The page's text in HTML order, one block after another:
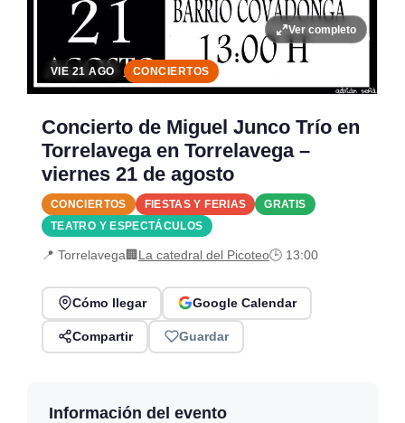
Ver completo
VIE 21 AGO CONCIERTOS
Concierto de Miguel Junco Trío en
Torrelavega en Torrelavega –
viernes 21 de agosto
CONCIERTOS FIESTAS Y FERIAS
GRATIS
TEATRO Y ESPECTÁCULOS
📍 Torrelavega🏢 La catedral del Picoteo🕒 13:00
Cómo llegar Google Calendar
Compartir Guardar
Información del evento